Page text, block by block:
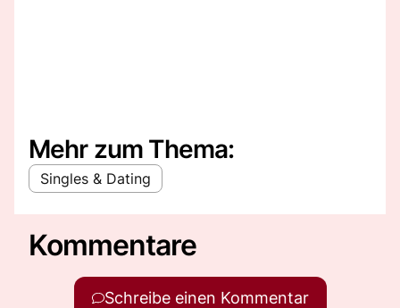
Mehr zum Thema:
Singles & Dating
Kommentare
Schreibe einen Kommentar